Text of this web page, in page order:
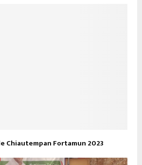
Chiautempan Fortamun 2023